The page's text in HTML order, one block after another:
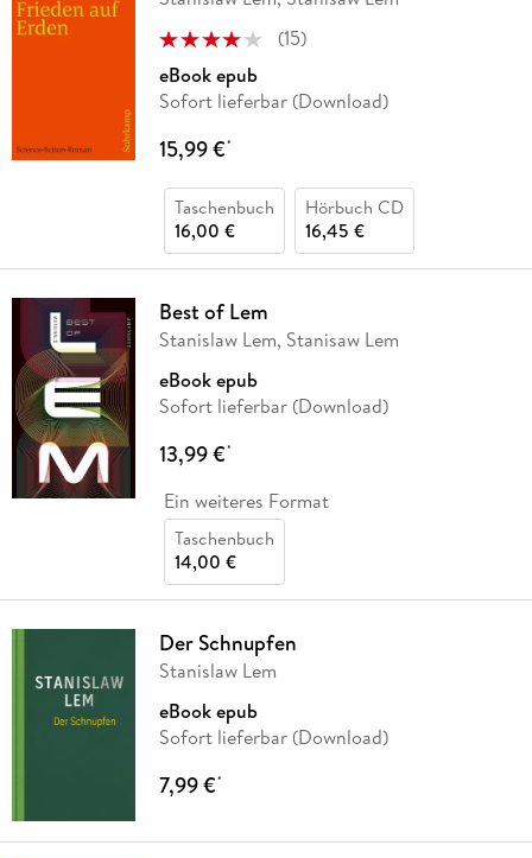
(15)
eBook epub
Sofort lieferbar (Download)
15,99 €*
Taschenbuch
16,00 €
Hörbuch CD
16,45 €
Best of Lem
Stanislaw Lem, Stanisaw Lem
eBook epub
Sofort lieferbar (Download)
13,99 €*
Ein weiteres Format
Taschenbuch
14,00 €
Der Schnupfen
Stanislaw Lem
eBook epub
Sofort lieferbar (Download)
7,99 €*